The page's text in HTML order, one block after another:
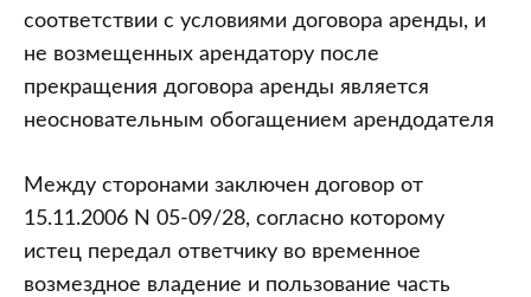
соответствии с условиями договора аренды, и
не возмещенных арендатору после
прекращения договора аренды является
неосновательным обогащением арендодателя
Между сторонами заключен договор от
15.11.2006 N 05-09/28, согласно которому
истец передал ответчику во временное
возмездное владение и пользование часть